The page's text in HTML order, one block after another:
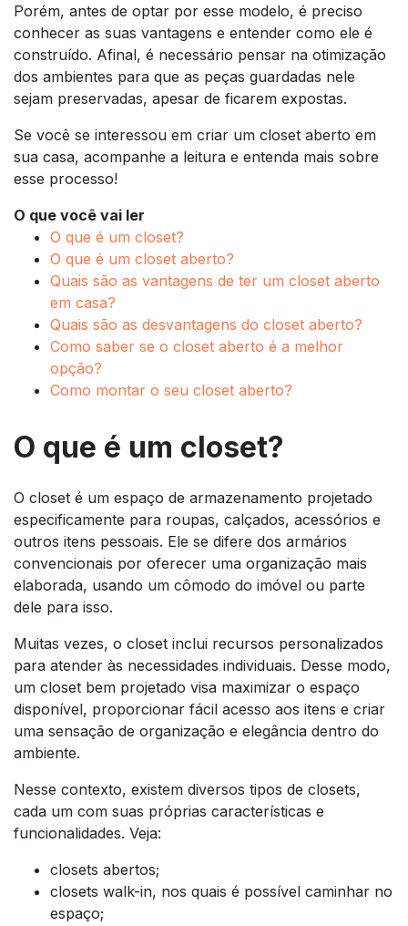
Porém, antes de optar por esse modelo, é preciso
conhecer as suas vantagens e entender como ele é
construído. Afinal, é necessário pensar na otimização
dos ambientes para que as peças guardadas nele
sejam preservadas, apesar de ficarem expostas.
Se você se interessou em criar um closet aberto em
sua casa, acompanhe a leitura e entenda mais sobre
esse processo!
O que você vai ler
O que é um closet?
O que é um closet aberto?
Quais são as vantagens de ter um closet aberto
em casa?
Quais são as desvantagens do closet aberto?
Como saber se o closet aberto é a melhor
opção?
Como montar o seu closet aberto?
O que é um closet?
O closet é um espaço de armazenamento projetado
especificamente para roupas, calçados, acessórios e
outros itens pessoais. Ele se difere dos armários
convencionais por oferecer uma organização mais
elaborada, usando um cômodo do imóvel ou parte
dele para isso.
Muitas vezes, o closet inclui recursos personalizados
para atender às necessidades individuais. Desse modo,
um closet bem projetado visa maximizar o espaço
disponível, proporcionar fácil acesso aos itens e criar
uma sensação de organização e elegância dentro do
ambiente.
Nesse contexto, existem diversos tipos de closets,
cada um com suas próprias características e
funcionalidades. Veja:
closets abertos;
closets walk-in, nos quais é possível caminhar no
espaço;